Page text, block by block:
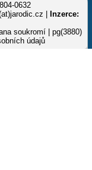
0632
|
Inzerce:
soukromí | pg(3880)
údajů